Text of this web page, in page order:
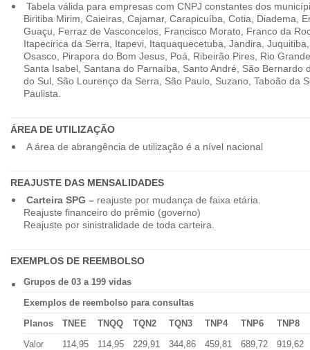
Tabela válida para empresas com CNPJ constantes dos
Biritiba Mirim, Caieiras, Cajamar, Carapicuíba, Cotia, Diadema,
Guaçu, Ferraz de Vasconcelos, Francisco Morato, Franco da
Itapecirica da Serra, Itapevi, Itaquaquecetuba, Jandira,
Osasco, Pirapora do Bom Jesus, Poá, Ribeirão Pires, Rio
Santa Isabel, Santana do Parnaíba, Santo André, São Bernardo
do Sul, São Lourenço da Serra, São Paulo, Suzano, Taboão da
Paulista.
ÁREA DE UTILIZAÇÃO
A área de abrangência de utilização é a nível nacional
REAJUSTE DAS MENSALIDADES
Carteira SPG –reajuste por mudança de faixa etária.
Reajuste financeiro do prêmio (governo)
Reajuste por sinistralidade de toda carteira.
EXEMPLOS DE REEMBOLSO
Grupos de 03 a 199 vidas
Exemplos de reembolso para consultas
Planos
TNEE TNQQ TQN2 TQN3 TNP4 TNP6
TNP8
Valor
114,95 114,95 229,91 344,86 459,81 689,72 919,62